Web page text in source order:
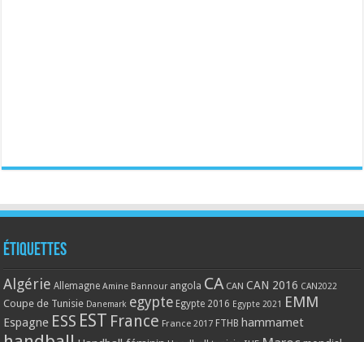
Étiquettes
Algérie Allemagne Amine Bannour angola CA CAN CAN 2016 CAN2022
Coupe de Tunisie Danemark egypte Egypte 2016 Egypte 2021 EMM
Espagne ESS EST France France 2017 FTHB hammamet